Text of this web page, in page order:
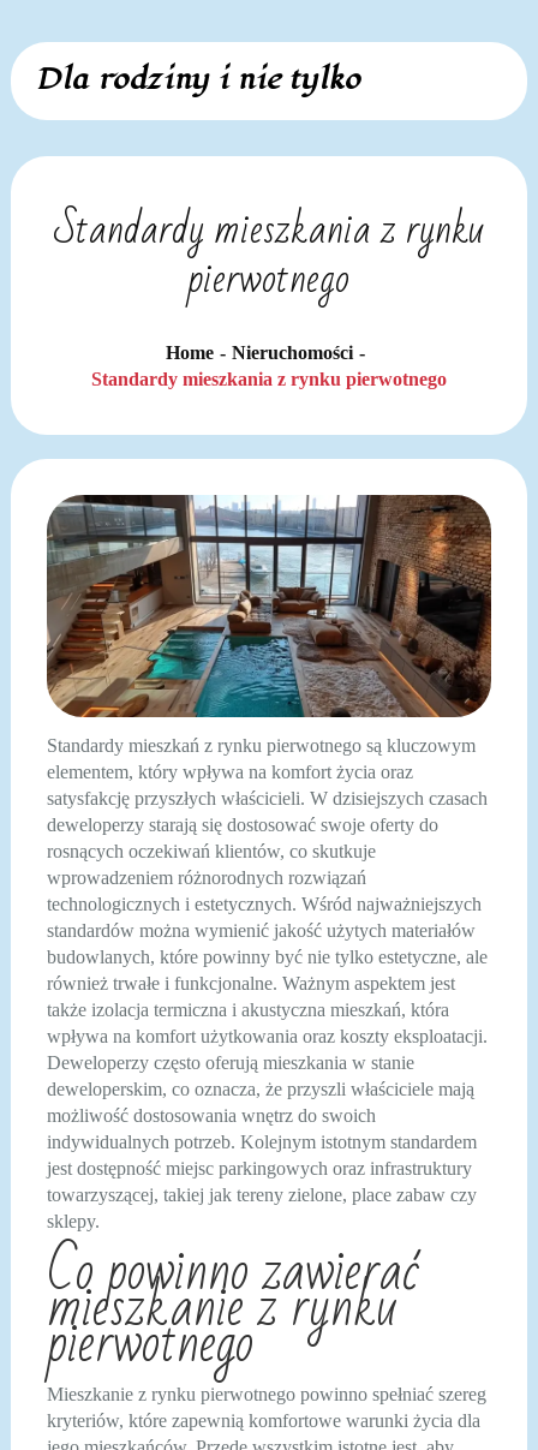
Skip
content
Dla rodziny i nie tylko
Standardy mieszkania z rynku
pierwotnego
Home
Nieruchomości
Standardy mieszkania z rynku pierwotnego
Standardy mieszkań z rynku pierwotnego są kluczowym
elementem, który wpływa na komfort życia oraz
satysfakcję przyszłych właścicieli. W dzisiejszych czasach
deweloperzy starają się dostosować swoje oferty do
rosnących oczekiwań klientów, co skutkuje
wprowadzeniem różnorodnych rozwiązań
technologicznych i estetycznych. Wśród najważniejszych
standardów można wymienić jakość użytych materiałów
budowlanych, które powinny być nie tylko estetyczne, ale
również trwałe i funkcjonalne. Ważnym aspektem jest
także izolacja termiczna i akustyczna mieszkań, która
wpływa na komfort użytkowania oraz koszty eksploatacji.
Deweloperzy często oferują mieszkania w stanie
deweloperskim, co oznacza, że przyszli właściciele mają
możliwość dostosowania wnętrz do swoich
indywidualnych potrzeb. Kolejnym istotnym standardem
jest dostępność miejsc parkingowych oraz infrastruktury
towarzyszącej, takiej jak tereny zielone, place zabaw czy
sklepy.
Co powinno zawierać
mieszkanie z rynku
pierwotnego
Mieszkanie z rynku pierwotnego powinno spełniać szereg
kryteriów, które zapewnią komfortowe warunki życia dla